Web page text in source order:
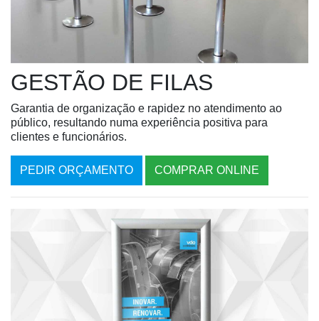
GESTÃO DE FILAS
Garantia de organização e rapidez no atendimento ao
público, resultando numa experiência positiva para
clientes e funcionários.
PEDIR ORÇAMENTO COMPRAR ONLINE